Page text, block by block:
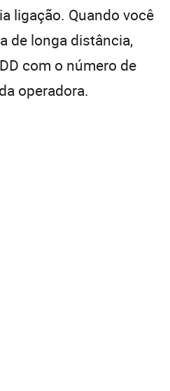
ligação. Quando você
de longa distância,
com o número de
operadora.